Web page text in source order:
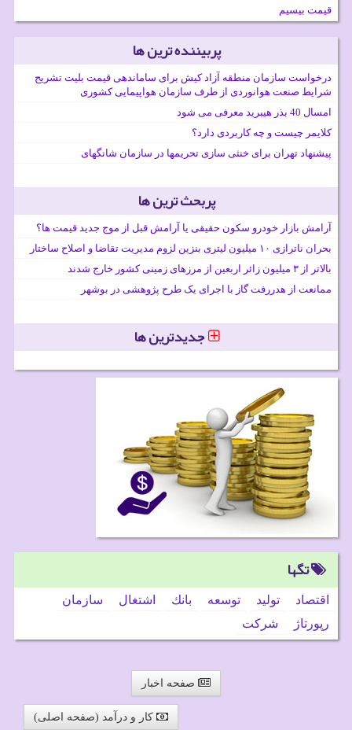
قیمت بیسیم
پربیننده ترین ها
درخواست سازمان منطقه آزاد کیش برای ساماندهی قیمت بلیت تشریح
شرایط صنعت هوانوردی از طرف سازمان هواپیمایی کشوری
امسال 40 بذر هیبرید معرفی می شود
کلایمر چیست و چه کاربردی دارد؟
پیشنهاد تهران برای خنثی سازی تحریمها در سازمان شانگهای
پربحث ترین ها
آرامش بازار خودرو سکون حقیقی یا آرامش قبل از موج جدید قیمت ها؟
بحران ناترازی ۱۰ میلیون لیتری بنزین لزوم مدیریت تقاضا و اصلاح ساختار
بالاتر از ۳ میلیون زائر اربعین از مرزهای زمینی کشور خارج شدند
ممانعت از هدررفت گاز با اجرای یک طرح پژوهشی در بوشهر
جدیدترین ها
تگها
اقتصاد تولید توسعه بانك اشتغال
سازمان
رپورتاژ
شركت
صفحه اخبار
کار و درآمد (صفحه اصلی)